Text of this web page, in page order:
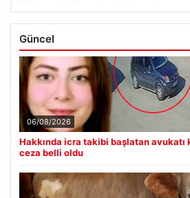
Güncel
06/08/2026
Hakkında icra takibi başlatan
ceza belli oldu